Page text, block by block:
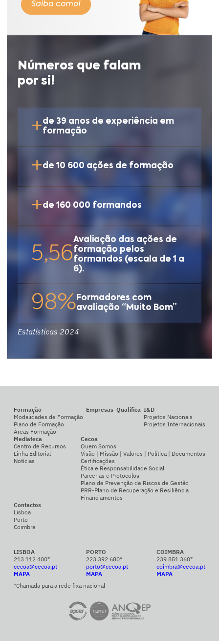
Saiba como!
Números que falam
por si!
+de 39 anos de experiência em
formação
+de 10 600 ações de formação
+de 160 000 formandos
5,56
Avaliação das ações de
formação pelos
formandos (escala de 1 a
6).
98% Formadores com
avaliação “Muito Bom”
Estatísticas 2024
Formação
Modalidades de Formação
Plano de Formação
Áreas Formação
Empresas Qualifica I&D
Projetos Nacionais
Projetos Internacionais
Mediateca
Centro de Recursos
Linha Editorial
Notícias
Cecoa
Quem Somos
Visão | Missão | Valores | Política | Documentos
Certificações
Ética e Responsabilidade Social
Parcerias e Protocolos
Plano de Prevenção de Riscos de Gestão
PRR-Plano de Recuperação e Resiliência
Financiamentos
Contactos
Lisboa
Porto
Coimbra
LISBOA
213 112 400*
cecoa@cecoa.pt
MAPA
PORTO
223 392 680*
porto@cecoa.pt
MAPA
COIMBRA
239 851 360*
coimbra@cecoa.pt
MAPA
*Chamada para a rede fixa nacional